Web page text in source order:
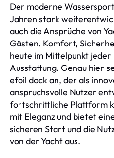
Der moderne
Jahren stark
auch die Ansprüche von
Gästen. Komfort,
heute im Mittelpunkt
Ausstattung. Genau hier
efoil dock an, der als
anspruchsvolle Nutzer
fortschrittliche Plattform
mit Eleganz und bietet
sicheren Start und die
von der Yacht aus.